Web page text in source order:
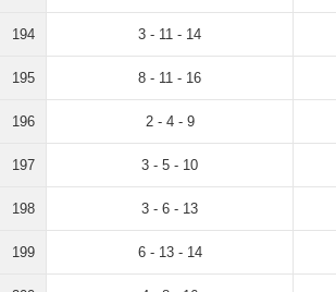
194 3 - 11 - 14
195 8 - 11 - 16
196 2 - 4 - 9
197 3 - 5 - 10
198 3 - 6 - 13
199 6 - 13 - 14